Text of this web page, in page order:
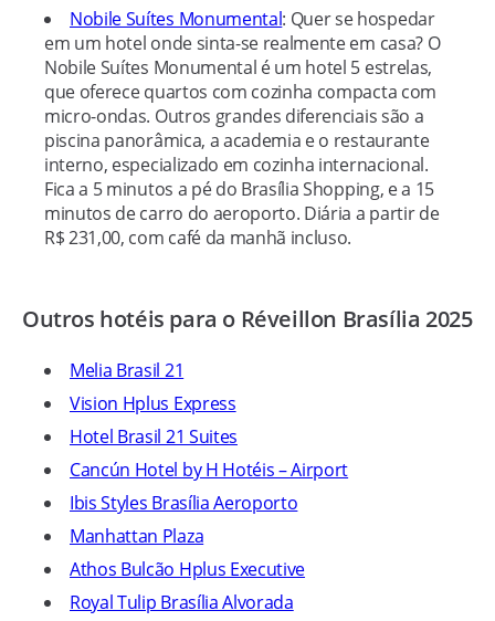
Nobile Suítes Monumental: Quer se hospedar
em um hotel onde sinta-se realmente em casa? O
Nobile Suítes Monumental é um hotel 5 estrelas,
que oferece quartos com cozinha compacta com
micro-ondas. Outros grandes diferenciais são a
piscina panorâmica, a academia e o restaurante
interno, especializado em cozinha internacional.
Fica a 5 minutos a pé do Brasília Shopping, e a 15
minutos de carro do aeroporto. Diária a partir de
R$ 231,00, com café da manhã incluso.
Outros hotéis para o Réveillon Brasília 2025
Melia Brasil 21
Vision Hplus Express
Hotel Brasil 21 Suites
Cancún Hotel by H Hotéis – Airport
Ibis Styles Brasília Aeroporto
Manhattan Plaza
Athos Bulcão Hplus Executive
Royal Tulip Brasília Alvorada